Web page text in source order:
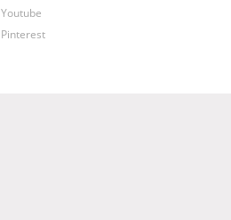
Youtube
Pinterest